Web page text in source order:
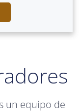
un equipo de